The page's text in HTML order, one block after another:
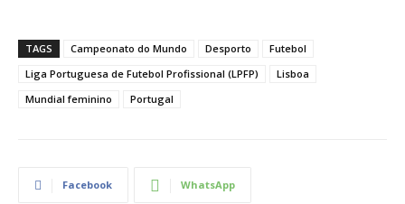
TAGS Campeonato do Mundo Desporto
Futebol
Liga Portuguesa de Futebol Profissional (LPFP)
Lisboa
Mundial feminino
Portugal
Facebook WhatsApp